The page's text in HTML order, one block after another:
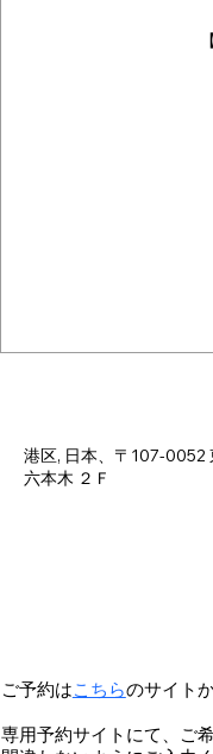
ご予約はこちらのサイト
専用予約サイトにて、ご
港区, 日本、〒107-0052
六本木 ２Ｆ